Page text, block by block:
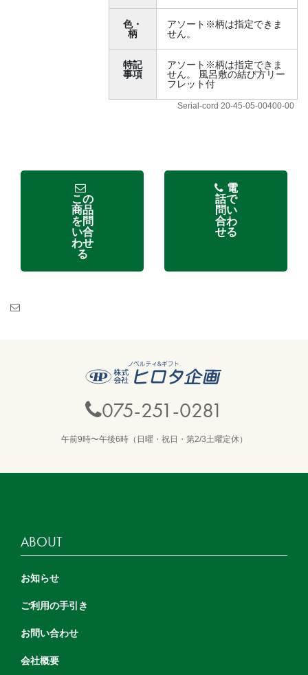
色・
柄
アソート※柄は指定できま
せん。
特記
事項
アソート※柄は指定できま
せん。 風呂敷の結び方リー
フレット付
Serial-cord 20-45-05-00400-00
この
商品
を問
い合
わせ
る
電
話で
問い
合わ
せる
075-251-0281
午前9時〜午後6時（日曜・祝日・第2/3土曜定休）
ABOUT
お知らせ
ご利用の手引き
お問い合わせ
会社概要